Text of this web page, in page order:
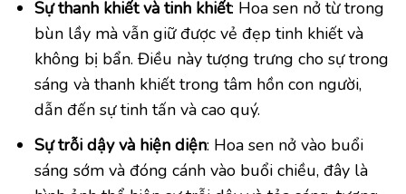
Sự thanh khiết và tinh khiết: Hoa sen nở từ trong
bùn lầy mà vẫn giữ được vẻ đẹp tinh khiết và
không bị bẩn. Điều này tượng trưng cho sự trong
sáng và thanh khiết trong tâm hồn con người,
dẫn đến sự tinh tấn và cao quý.
Sự trỗi dậy và hiện diện: Hoa sen nở vào buổi
sáng sớm và đóng cánh vào buổi chiều, đây là